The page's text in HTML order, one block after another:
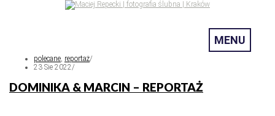
MENU
polecane, reportaż/
23 Sie 2022/
DOMINIKA & MARCIN – REPORTAŻ